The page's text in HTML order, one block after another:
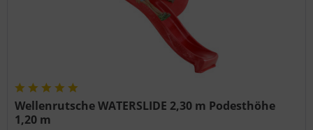
Wellenrutsche WATERSLIDE 2,30 m Podesthöhe
1,20 m